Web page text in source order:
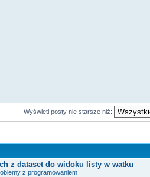
Wyświetl posty nie starsze niż:
z dataset do widoku listy w watku
z programowaniem